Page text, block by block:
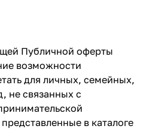
Публичной оферты
возможности
для личных, семейных,
не связанных с
в каталоге